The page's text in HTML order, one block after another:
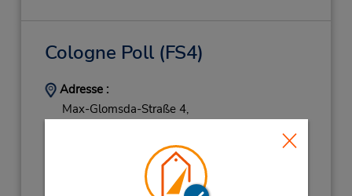
Cologne Poll(FS4)
Adresse :
Max-Glomsda-Straße 4,
022129204513
Heures d'exploitation :